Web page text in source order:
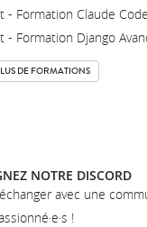
- Formation Claude Code
- Formation Django
DE FORMATIONS
NOTRE DISCORD
avec une
!